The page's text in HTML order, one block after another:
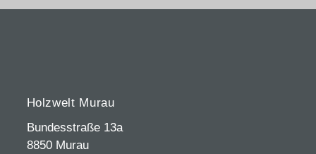
Holzwelt Murau
Bundesstraße 13a
8850 Murau